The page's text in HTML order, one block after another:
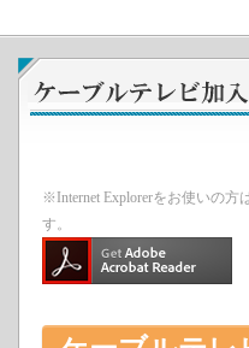
※Internet Explorerをお使いの方
す。